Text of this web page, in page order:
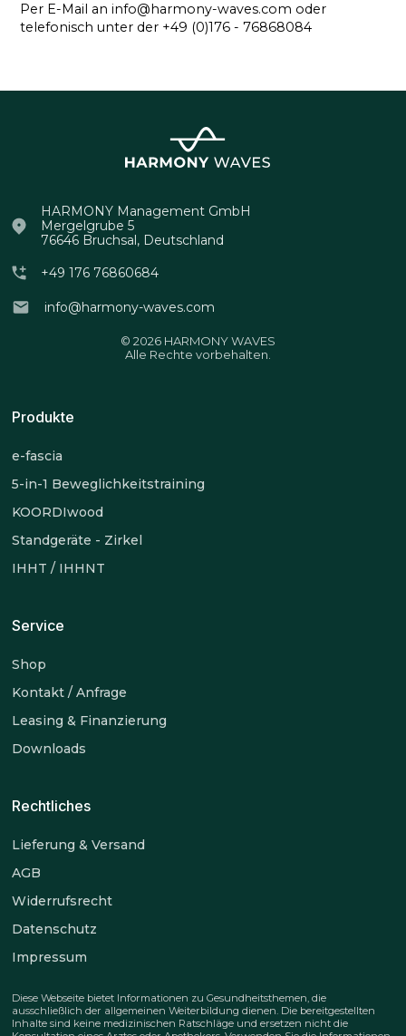
Per E-Mail an info@harmony-waves.com oder
telefonisch unter der +49 (0)176 - 76868084
HARMONY Management GmbH
Mergelgrube 5
76646 Bruchsal, Deutschland
+49 176 76860684
info@harmony-waves.com
© 2026 HARMONY WAVES
Alle Rechte vorbehalten.
Produkte
e-fascia
5-in-1 Beweglichkeitstraining
KOORDIwood
Standgeräte - Zirkel
IHHT / IHHNT
Service
Shop
Kontakt / Anfrage
Leasing & Finanzierung
Downloads
Rechtliches
Lieferung & Versand
AGB
Widerrufsrecht
Datenschutz
Impressum
Diese Webseite bietet Informationen zu Gesundheitsthemen, die
ausschließlich der allgemeinen Weiterbildung dienen. Die bereitgestellten
Inhalte sind keine medizinischen Ratschläge und ersetzen nicht die